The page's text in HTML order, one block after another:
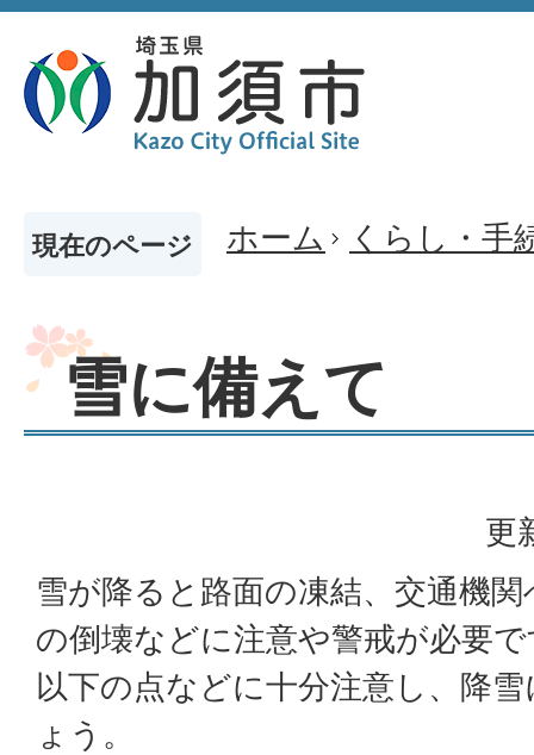
現在のページ ホーム くらし・手
雪に備えて
更
雪が降ると路面の凍結、交通機
の倒壊などに注意や警戒が必要
以下の点などに十分注意し、降
ょう。